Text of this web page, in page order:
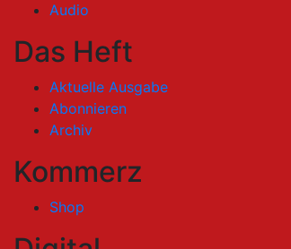
Audio
Das Heft
Aktuelle Ausgabe
Abonnieren
Archiv
Kommerz
Shop